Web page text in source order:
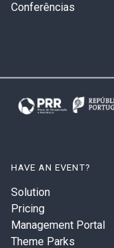
Conferências
HAVE AN EVENT?
Solution
Pricing
Management Portal
Theme Parks